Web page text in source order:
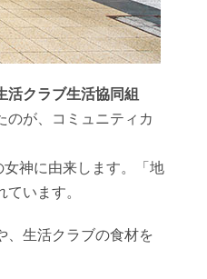
活クラブ生活協同組
のが、コミュニティカ
神に由来します。「地
います。
、生活クラブの食材を